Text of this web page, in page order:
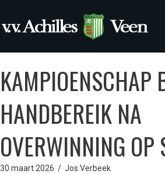
KAMPIOENSCHAP
HANDBEREIK NA
OVERWINNING OP
30 maart 2026 / Jos Verbeek